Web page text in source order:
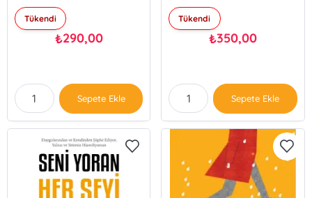
Tükendi
₺290,00
Sepete Ekle
Tükendi
₺350,00
Sepete Ekle